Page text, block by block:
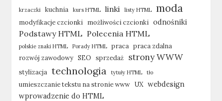
krzaczki kuchnia kurs HTML linki listy HTML moda
modyfikacje czcionki możliwości czcionki odnośniki
Podstawy HTML Polecenia HTML
polskie znaki HTML Porady HTML praca
praca zdalna
rozwój zawodowy SEO sprzedaż strony WWW
stylizacja technologia tytuły HTML tło
umieszczanie tekstu na stronie www UX webdesign
wprowadzenie do HTML